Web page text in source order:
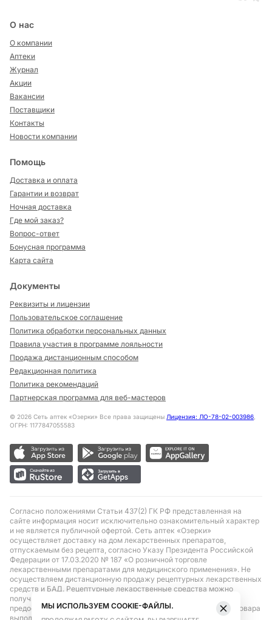
О нас
О компании
Аптеки
Журнал
Акции
Вакансии
Поставщики
Контакты
Новости компании
Помощь
Доставка и оплата
Гарантии и возврат
Ночная доставка
Где мой заказ?
Вопрос-ответ
Бонусная программа
Карта сайта
Документы
Реквизиты и лицензии
Пользовательское соглашение
Политика обработки персональных данных
Правила участия в программе лояльности
Продажа дистанционным способом
Редакционная политика
Политика рекомендаций
Партнерская программа для веб-мастеров
© 2026 Сеть аптек «Озерки» Все права защищены Лицензия: ЛО-78-02-003986,
ОГРН: 1177847055583
Согласно положениями Статьи 437(2) ГК РФ представленная на
сайте информация носит исключительно ознакомительный характер
и не является публичной офертой. Сеть аптек «Озерки»
осуществляет доставку на дом лекарственных препаратов,
отпускаемым без рецепта, согласно Указу Президента Российской
Федерации от 17.03.2020 № 187 «О розничной торговле
лекарственными препаратами для медицинского применения». Не
осуществляем дистанционную продажу рецептурных лекарственных
средств и БАД. Рецептурные лекарственные средства можно
получить только при помощи самовывоза в аптеке при
предоставлении рецепта, выписанного врачом. Бронирование товара
выполняется при условиях последующего выкупа заказа в
МЫ ИСПОЛЬЗУЕМ COOKIE-ФАЙЛЫ.